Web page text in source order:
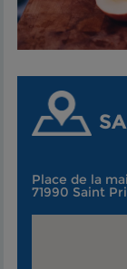
Place de la
71990 Saint